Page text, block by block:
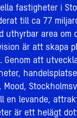
fastigheter i
till ca 77
uthyrbar area om
är att skapa
Genom att
Mood,
en levande,
är ett helägt